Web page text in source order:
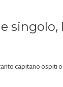
singolo,
capitano ospiti